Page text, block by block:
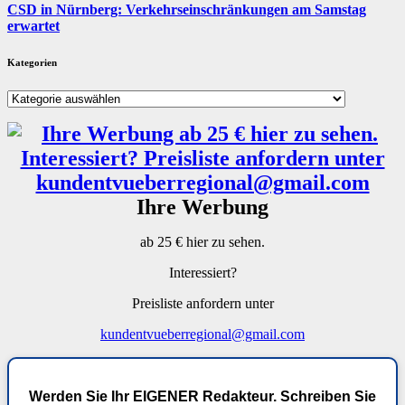
CSD in Nürnberg: Verkehrseinschränkungen am Samstag
erwartet
Kategorien
Kategorien
Ihre Werbung
ab 25 € hier zu sehen.
Interessiert?
Preisliste anfordern unter
kundentvueberregional@gmail.com
Werden Sie Ihr EIGENER Redakteur. Schreiben Sie